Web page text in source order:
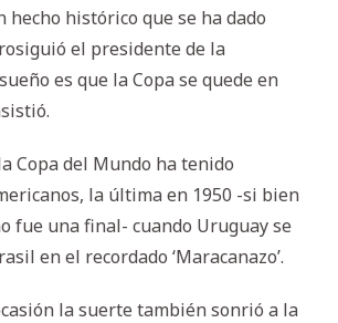
hecho histórico que se ha dado
el presidente de la
es que la Copa se quede en
Copa del Mundo ha tenido
la última en 1950 -si bien
fue una final- cuando Uruguay se
en el recordado ‘Maracanazo’.
la suerte también sonrió a la